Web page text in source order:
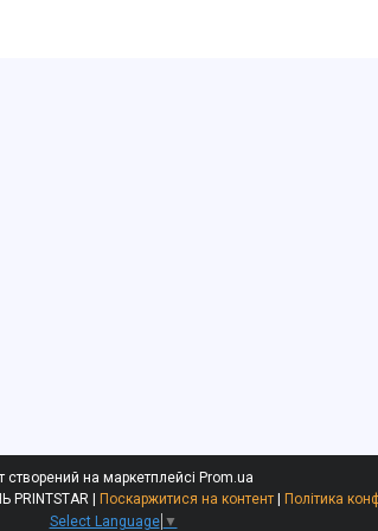
створений на маркетплейсі Prom.ua
Поскаржитися на контент
Політика
Select Language ▼